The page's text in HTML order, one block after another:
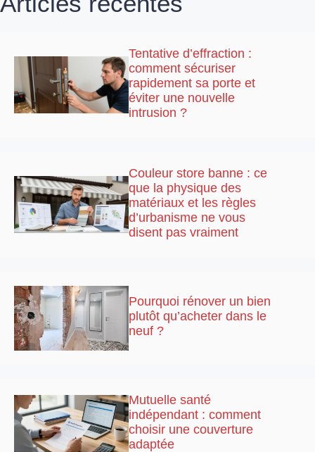
Tentative d’effraction :
comment sécuriser
rapidement sa porte et
éviter une nouvelle
intrusion ?
Couleur store banne : ce
que la physique des
matériaux et les règles
d’urbanisme ne vous
disent pas vraiment
Pourquoi rénover un bien
plutôt qu’acheter dans le
neuf ?
Mutuelle santé
indépendant : comment
choisir une couverture
adaptée